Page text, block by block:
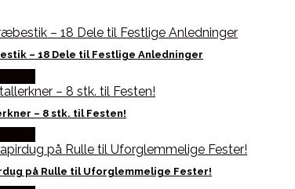
– 18 Dele til Festlige Anledninger
– 8 stk. til Festen!
på Rulle til Uforglemmelige Fester!